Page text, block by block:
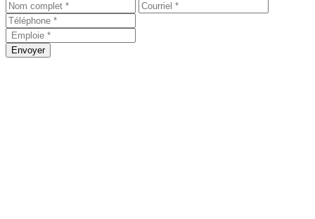
Envoyer